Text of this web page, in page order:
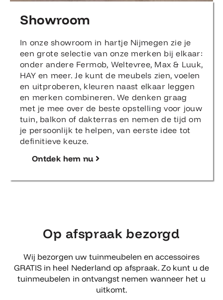
Showroom
In onze showroom in hartje Nijmegen zie je
een grote selectie van onze merken bij elkaar:
onder andere Fermob, Weltevree, Max & Luuk,
HAY en meer. Je kunt de meubels zien, voelen
en uitproberen, kleuren naast elkaar leggen
en merken combineren. We denken graag
met je mee over de beste opstelling voor jouw
tuin, balkon of dakterras en nemen de tijd om
je persoonlijk te helpen, van eerste idee tot
definitieve keuze.
Ontdek hem nu
Op afspraak bezorgd
Wij bezorgen uw tuinmeubelen en accessoires
GRATIS in heel Nederland op afspraak. Zo kunt u de
tuinmeubelen in ontvangst nemen wanneer het u
uitkomt.